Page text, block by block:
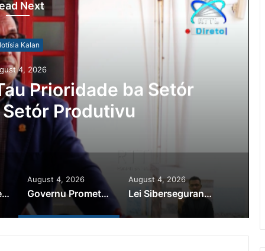
Next
Kalan
4, 2026
Prioridade ba Setór
Produtivu
PR Horta Rekoñese Timoroan Sira Iha Diáspora Nia Kontribuisaun
August 4, 2026
Governu Promete Tau Prioridade ba Setór Minerais no Setór Produtivu
August 4, 2026
Lei Siberseguransa Ajuda Autoridade Polisiál Kaptura Autór Kriminozu ho Paradeiru Iha Estranjeiru